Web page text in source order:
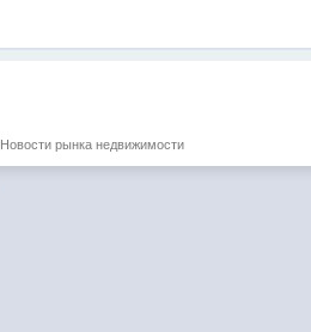
Новости рынка недвижимости